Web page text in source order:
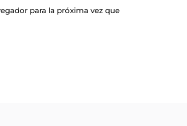
para la próxima vez que